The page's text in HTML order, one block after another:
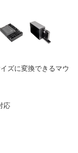
ズに変換できるマウ
応